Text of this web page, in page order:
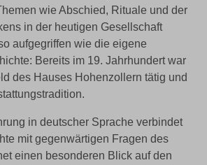
wie Abschied, Rituale und der
in der heutigen Gesellschaft
aufgegriffen wie die eigene
Bereits im 19. Jahrhundert war
des Hauses Hohenzollern tätig und
in deutscher Sprache verbindet
mit gegenwärtigen Fragen des
einen besonderen Blick auf den